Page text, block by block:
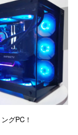
グPC！